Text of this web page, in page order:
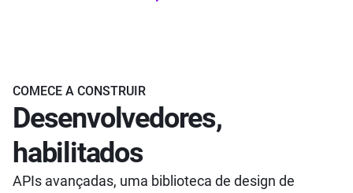
COMECE A CONSTRUIR
Desenvolvedores,
habilitados
APIs avançadas, uma biblioteca de design de